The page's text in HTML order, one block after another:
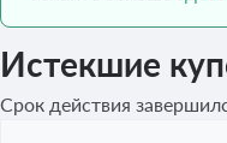
Истекшие
Срок действия